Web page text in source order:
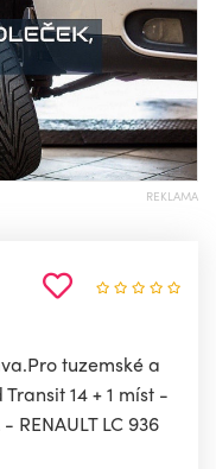
REKLAMA
tuzemské a
14 + 1 míst -
RENAULT LC 936